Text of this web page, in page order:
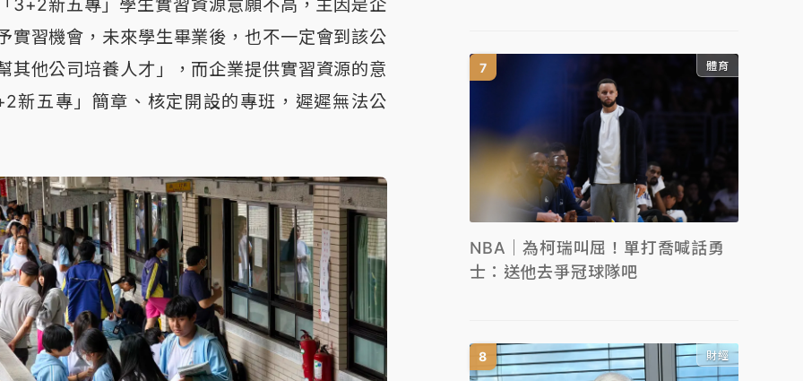
3+2新五專」學生實習資源意願不高，主因是企
實習機會，未來學生畢業後，也不一定會到該公
其他公司培養人才」，而企業提供實習資源的意
新五專」簡章、核定開設的專班，遲遲無法公
體育
NBA｜為柯瑞叫屈！單打喬喊話勇
士：送他去爭冠球隊吧
財經